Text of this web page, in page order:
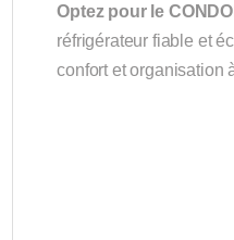
Optez pour le
réfrigérateur fiable et
confort et organisation